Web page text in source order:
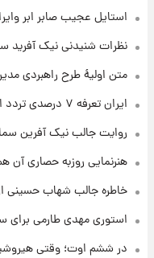
۱ روز پیش
۱ روز پیش
استایل عجیب صابر ابر
نظرات شنیدنی نیک آفرید
متن اولیۀ طرح راهبردی
ایران تعرفه ۷ درصدی تردد از تنگه هرمز را ابلاغ کرد
روایت جالب نیک آفرین
هنرنمایی روزبه حصاری آن
خاطره جالب شهاب حسینی از
استوری مهدی طارمی برای
در ششم اوت؛ وقتی